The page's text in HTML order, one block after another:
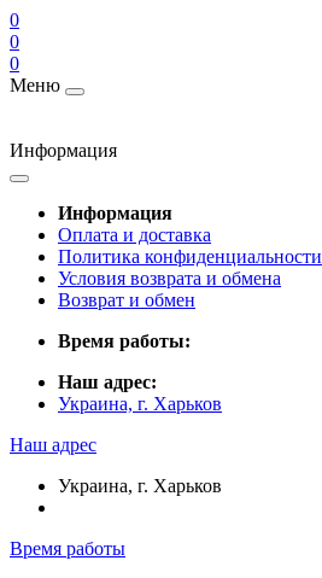
0
0
0
Меню
Информация
Информация
Оплата и доставка
Политика конфиденциальности
Условия возврата и обмена
Возврат и обмен
Время работы:
Наш адрес:
Украина, г. Харьков
Наш адрес
Украина, г. Харьков
Время работы